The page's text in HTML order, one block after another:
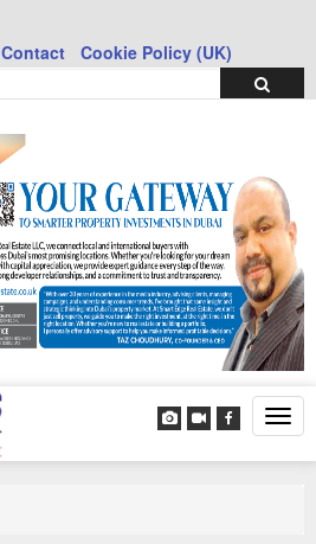
Contact Cookie Policy (UK)